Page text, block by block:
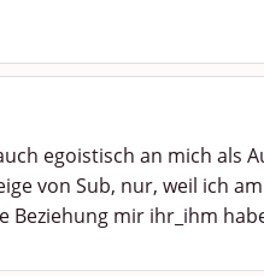
egoistisch an mich als
von Sub, nur, weil ich
Beziehung mir ihr_ihm